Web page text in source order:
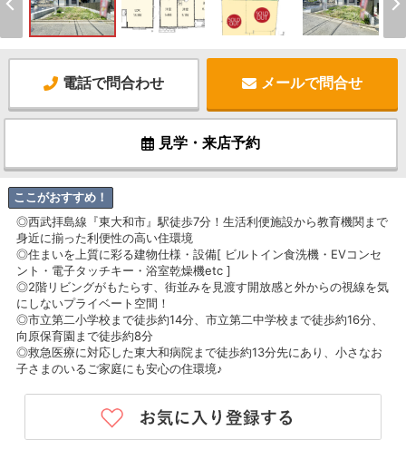
電話で問合わせ メールで問合せ
見学・来店予約
ここがおすすめ！
◎西武拝島線『東大和市』駅徒歩7分！生活利便施設から教育機関まで
身近に揃った利便性の高い住環境
◎住まいを上質に彩る建物仕様・設備[ ビルトイン食洗機・EVコンセ
ント・電子タッチキー・浴室乾燥機etc ]
◎2階リビングがもたらす、街並みを見渡す開放感と外からの視線を気
にしないプライベート空間！
◎市立第二小学校まで徒歩約14分、市立第二中学校まで徒歩約16分、
向原保育園まで徒歩約8分
◎救急医療に対応した東大和病院まで徒歩約13分先にあり、小さなお
子さまのいるご家庭にも安心の住環境♪